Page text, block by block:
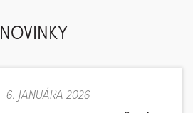
NOVINKY
6. JANUÁRA 2026